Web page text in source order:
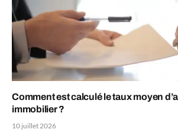
Comment est calculé le taux moyen
immobilier ?
10 juillet 2026